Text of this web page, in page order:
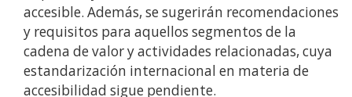
accesible. Además, se sugerirán recomendaciones
y requisitos para aquellos segmentos de la
cadena de valor y actividades relacionadas, cuya
estandarización internacional en materia de
accesibilidad sigue pendiente.